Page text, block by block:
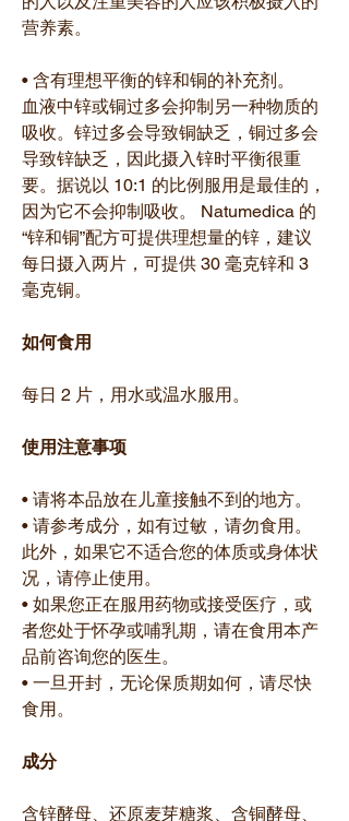
营养素。
• 含有理想平衡的锌和铜的补充剂。
血液中锌或铜过多会抑制另一种物质的
吸收。锌过多会导致铜缺乏，铜过多会
导致锌缺乏，因此摄入锌时平衡很重
要。据说以 10:1 的比例服用是最佳的，
因为它不会抑制吸收。 Natumedica 的
“锌和铜”配方可提供理想量的锌，建议
每日摄入两片，可提供 30 毫克锌和 3
毫克铜。
如何食用
每日 2 片，用水或温水服用。
使用注意事项
• 请将本品放在儿童接触不到的地方。
• 请参考成分，如有过敏，请勿食用。
此外，如果它不适合您的体质或身体状
况，请停止使用。
• 如果您正在服用药物或接受医疗，或
者您处于怀孕或哺乳期，请在食用本产
品前咨询您的医生。
• 一旦开封，无论保质期如何，请尽快
食用。
成分
含锌酵母、还原麦芽糖浆、含铜酵母、